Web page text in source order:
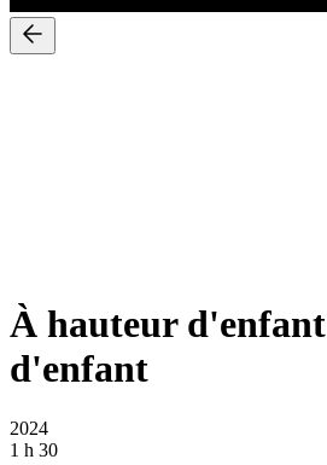
À hauteur d'enfant
d'enfant
2024
1 h 30